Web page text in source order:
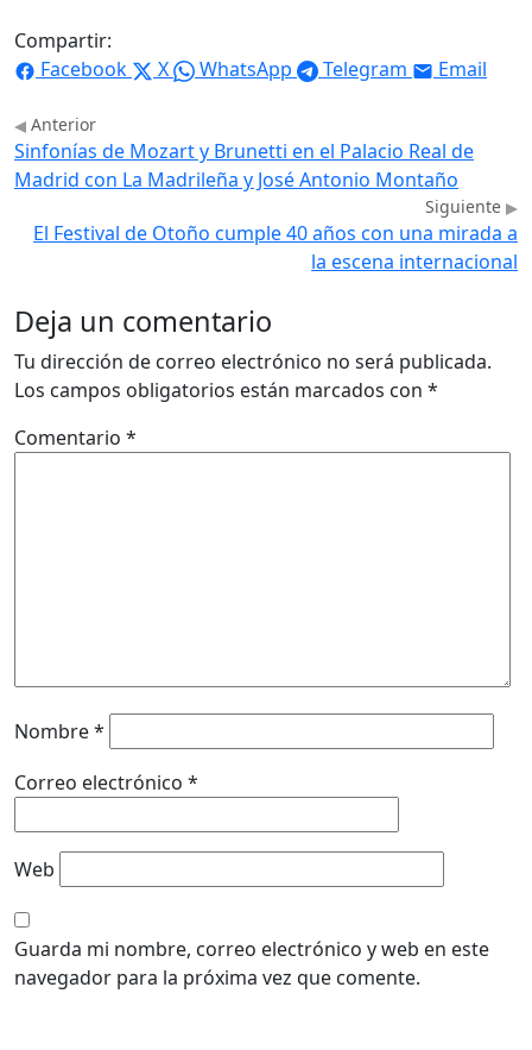
Compartir:
Facebook
X WhatsApp Telegram Email
Anterior
Sinfonías de Mozart y Brunetti en el Palacio Real de
Madrid con La Madrileña y José Antonio Montaño
Siguiente
El Festival de Otoño cumple 40 años con una mirada a
la escena internacional
Deja un comentario
Tu dirección de correo electrónico no será publicada.
Los campos obligatorios están marcados con *
Comentario *
Nombre*
Correo electrónico *
Web
Guarda mi nombre, correo electrónico y web en este
navegador para la próxima vez que comente.